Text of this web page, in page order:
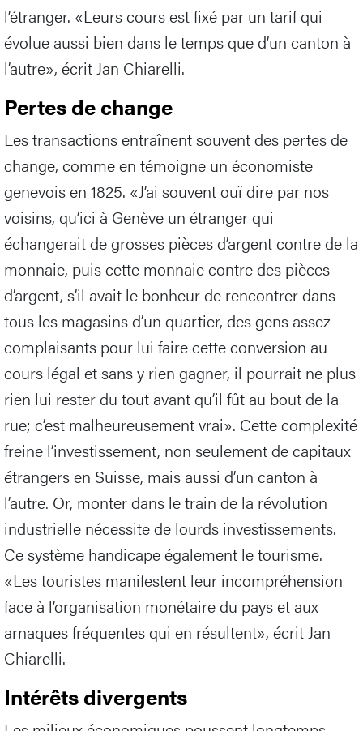
l’étranger. «Leurs cours est fixé par un tarif qui
évolue aussi bien dans le temps que d’un canton à
l’autre», écrit Jan Chiarelli.
Pertes de change
Les transactions entraînent souvent des pertes de
change, comme en témoigne un économiste
genevois en 1825. «J’ai souvent ouï dire par nos
voisins, qu’ici à Genève un étranger qui
échangerait de grosses pièces d’argent contre de la
monnaie, puis cette monnaie contre des pièces
d’argent, s’il avait le bonheur de rencontrer dans
tous les magasins d’un quartier, des gens assez
complaisants pour lui faire cette conversion au
cours légal et sans y rien gagner, il pourrait ne plus
rien lui rester du tout avant qu’il fût au bout de la
rue; c’est malheureusement vrai». Cette complexité
freine l’investissement, non seulement de capitaux
étrangers en Suisse, mais aussi d’un canton à
l’autre. Or, monter dans le train de la révolution
industrielle nécessite de lourds investissements.
Ce système handicape également le tourisme.
«Les touristes manifestent leur incompréhension
face à l’organisation monétaire du pays et aux
arnaques fréquentes qui en résultent», écrit Jan
Chiarelli.
Intérêts divergents